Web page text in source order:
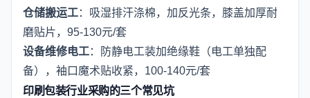
仓储搬运工：吸湿排汗涤棉，加反光条，膝盖加厚耐
磨贴片，95-130元/套
设备维修电工：防静电工装加绝缘鞋（电工单独配
备），袖口魔术贴收紧，100-140元/套
印刷包装行业采购的三个常见坑